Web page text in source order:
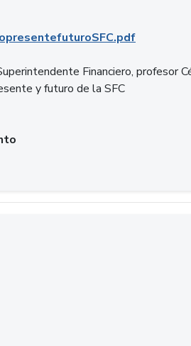
Financiero, profesor
y futuro de la SFC